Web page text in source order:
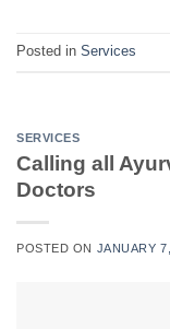
Posted in Services
SERVICES
Calling all
Doctors
POSTED ON JANUARY